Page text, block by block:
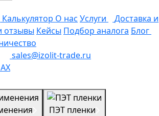
Калькулятор О нас Услуги
Доставка и
отзывы Кейсы Подбор аналога Блог
sales@izolit-trade.ru
ПЭТ пленки